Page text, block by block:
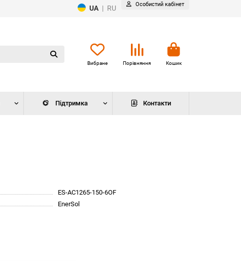
UA | RU Особистий кабінет
Вибране Порівняння Кошик
Підтримка Контакти
ES-AC1265-150-6OF
EnerSol